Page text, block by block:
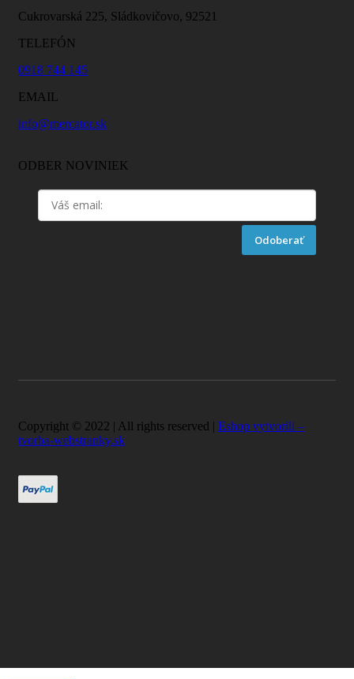
Cukrovarská 225, Sládkovičovo, 92521
TELEFÓN
0918 744 145
EMAIL
info@mercator.sk
ODBER NOVINIEK
Odoberať
Copyright © 2022 | All rights reserved | Eshop vytvorili –
tvorba-webstranky.sk